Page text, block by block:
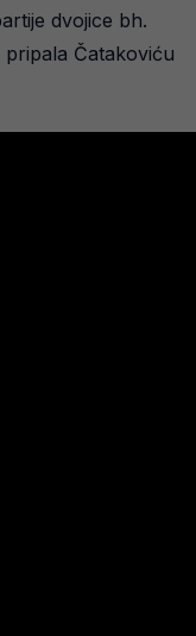
dvojice bh.
Čatakoviću